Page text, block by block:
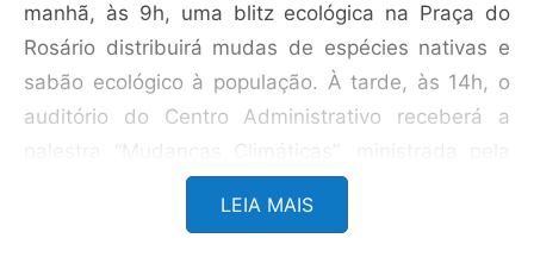
manhã, às 9h, uma blitz ecológica na Praça do
Rosário distribuirá mudas de espécies nativas e
sabão ecológico à população. À tarde, às 14h, o
auditório do Centro Administrativo receberá a
professora e pesquisadora Ana Carolina Vasques
Freitas, da Universidade Federal de Itajubá
LEIA MAIS